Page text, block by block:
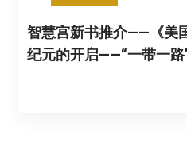
智慧宫新书推介——《美
纪元的开启——“一带一路”